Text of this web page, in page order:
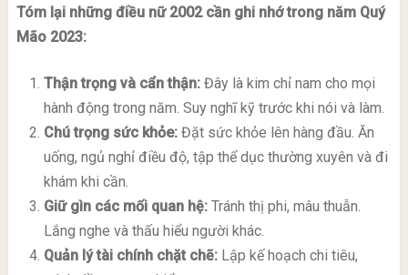
Tóm lại những điều nữ 2002 cần ghi nhớ trong năm Quý
Mão 2023:
Thận trọng và cẩn thận:Đây là kim chỉ nam cho mọi
hành động trong năm. Suy nghĩ kỹ trước khi nói và làm.
Chú trọng sức khỏe:Đặt sức khỏe lên hàng đầu. Ăn
uống, ngủ nghỉ điều độ, tập thể dục thường xuyên và đi
khám khi cần.
Giữ gìn các mối quan hệ:Tránh thị phi, mâu thuẫn.
Lắng nghe và thấu hiểu người khác.
Quản lý tài chính chặt chẽ:Lập kế hoạch chi tiêu,